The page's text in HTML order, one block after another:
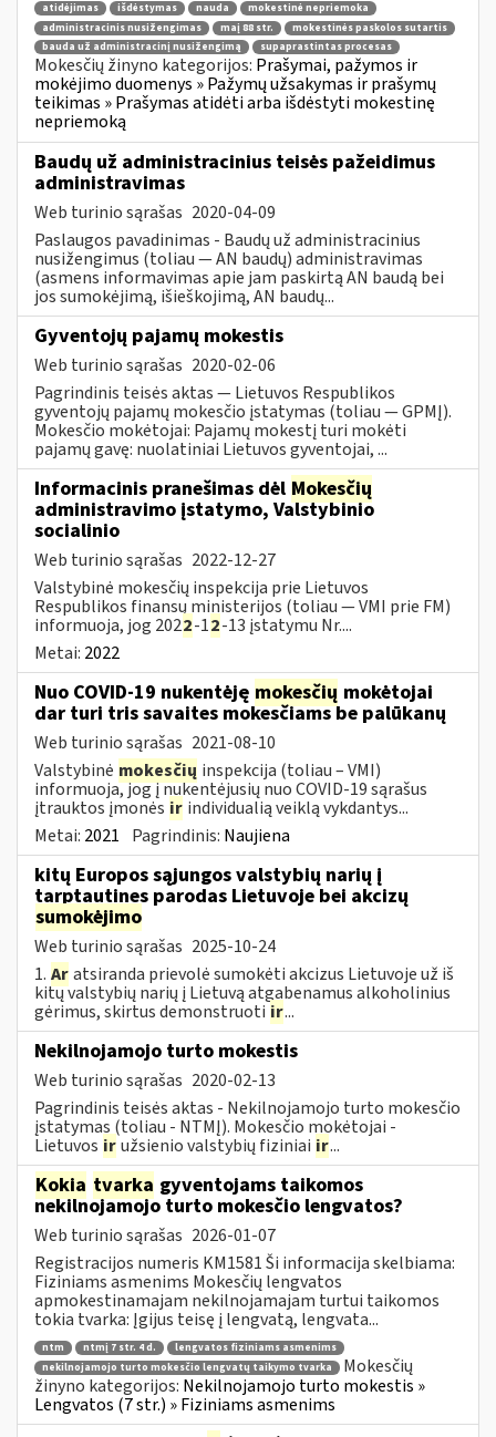
atidėjimas išdėstymas nauda
mokestinė nepriemoka
administracinis nusižengimas
maį 88 str.
mokestinės paskolos sutartis
bauda už administracinį nusižengimą
supaprastintas procesas
Mokesčių žinyno kategorijos: Prašymai, pažymos ir
mokėjimo duomenys » Pažymų užsakymas ir prašymų
teikimas » Prašymas atidėti arba išdėstyti mokestinę
nepriemoką
Baudų už administracinius teisės pažeidimus
administravimas
Web turinio sąrašas 2020-04-09
Paslaugos pavadinimas - Baudų už administracinius
nusižengimus (toliau — AN baudų) administravimas
(asmens informavimas apie jam paskirtą AN baudą bei
jos sumokėjimą, išieškojimą, AN baudų...
Gyventojų pajamų mokestis
Web turinio sąrašas 2020-02-06
Pagrindinis teisės aktas — Lietuvos Respublikos
gyventojų pajamų mokesčio įstatymas (toliau — GPMĮ).
Mokesčio mokėtojai: Pajamų mokestį turi mokėti
pajamų gavę: nuolatiniai Lietuvos gyventojai, ...
Informacinis pranešimas dėl Mokesčių
administravimo įstatymo, Valstybinio
socialinio
Web turinio sąrašas 2022-12-27
Valstybinė mokesčių inspekcija prie Lietuvos
Respublikos finansų ministerijos (toliau — VMI prie FM)
informuoja, jog 2022-12-13 įstatymu Nr....
Metai: 2022
Nuo COVID-19 nukentėję mokesčių mokėtojai
dar turi tris savaites mokesčiams be palūkanų
Web turinio sąrašas 2021-08-10
Valstybinė mokesčių inspekcija (toliau – VMI)
informuoja, jog į nukentėjusių nuo COVID-19 sąrašus
įtrauktos įmonės ir individualią veiklą vykdantys...
Metai: 2021 Pagrindinis: Naujiena
kitų Europos sąjungos valstybių narių į
tarptautines parodas Lietuvoje bei akcizų
sumokėjimo
Web turinio sąrašas 2025-10-24
1. Aratsiranda prievolė sumokėti akcizus Lietuvoje už iš
kitų valstybių narių į Lietuvą atgabenamus alkoholinius
gėrimus, skirtus demonstruoti ir...
Nekilnojamojo turto mokestis
Web turinio sąrašas 2020-02-13
Pagrindinis teisės aktas - Nekilnojamojo turto mokesčio
įstatymas (toliau - NTMĮ). Mokesčio mokėtojai -
Lietuvos iružsienio valstybių fiziniai ir...
Kokia tvarka gyventojams taikomos
nekilnojamojo turto mokesčio lengvatos?
Web turinio sąrašas 2026-01-07
Registracijos numeris KM1581 Ši informacija skelbiama:
Fiziniams asmenims Mokesčių lengvatos
apmokestinamajam nekilnojamajam turtui taikomos
tokia tvarka: Įgijus teisę į lengvatą, lengvata...
ntm ntmį 7 str. 4 d.
lengvatos fiziniams asmenims
nekilnojamojo turto mokesčio lengvatų taikymo tvarka
Mokesčių
žinyno kategorijos: Nekilnojamojo turto mokestis »
Lengvatos (7 str.) » Fiziniams asmenims